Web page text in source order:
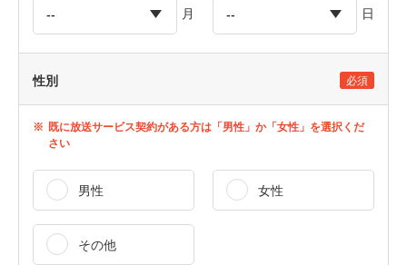
月 日
性別 必須
※ 既に放送サービス契約がある方は「男性」か「女性」を選択くだ
さい
男性 女性
その他